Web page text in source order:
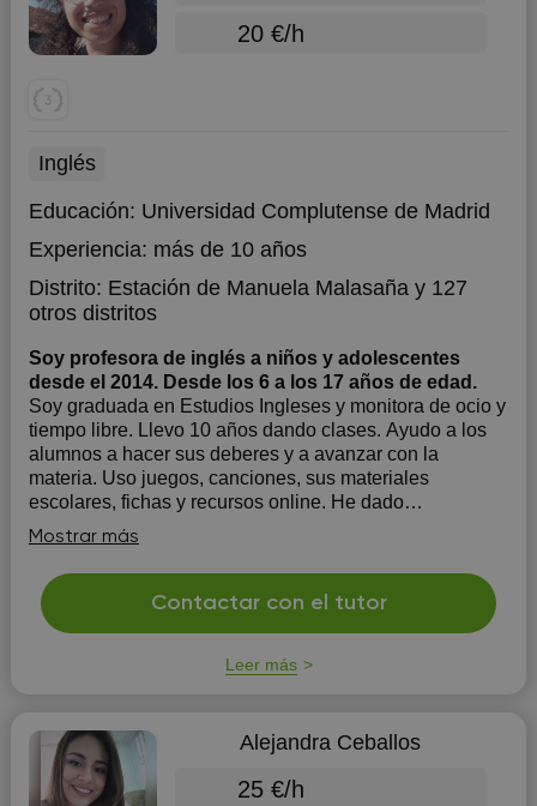
20 €/h
Inglés
Educación: Universidad Complutense de Madrid
Experiencia: más de 10 años
Distrito: Estación de Manuela Malasañay 127
otros distritos
Soy profesora de inglés a niños y adolescentes
desde el 2014. Desde los 6 a los 17 años de edad.
Soy graduada en Estudios Ingleses y monitora de ocio y
tiempo libre. Llevo 10 años dando clases. Ayudo a los
alumnos a hacer sus deberes y a avanzar con la
materia. Uso juegos, canciones, sus materiales
escolares, fichas y recursos online. He dado
principalmente clases privadas, pero también he dado...
Mostrar más
Contactar con el tutor
Leer más
Alejandra Ceballos
25 €/h